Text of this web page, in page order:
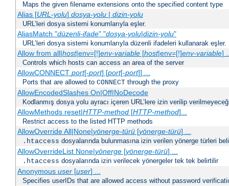
Maps the given filename extensions onto the specified content type
Alias [URL-yolu] dosya-yolu| dizin-yolu
URL’leri dosya sistemi konumlarıyla eşler.
AliasMatch "düzenli-ifade" "dosya-yolu|dizin-yolu"
URL’leri dosya sistemi konumlarıyla düzenli ifadeleri kullanarak eşler.
Allow from all|host|env=[!]env-variable[host|env=[!]env-variable]
Controls which hosts can access an area of the server
AllowCONNECT port[-port] [port[-port]] ...
Ports that are allowed to CONNECT through the proxy
AllowEncodedSlashes On|Off|NoDecode
Kodlanmış dosya yolu ayracı içeren URL’lere izin verilip
AllowMethods reset|HTTP-method[HTTP-method]...
Restrict access to the listed HTTP methods
AllowOverride All|None|yönerge-türü[yönerge-türü] ...
.htaccess dosyalarında bulunmasına izin verilen yönerge türleri
AllowOverrideList None|yönerge[yönerge-türü] ...
.htaccess dosyalarında izin verilecek yönergeler tek tek belirtilir
Anonymous user[user] ...
Specifies userIDs that are allowed access without password